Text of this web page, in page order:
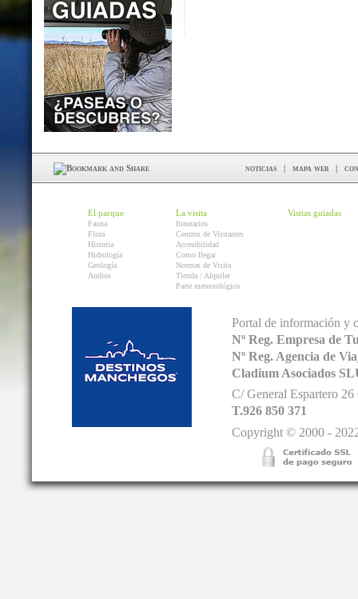
noticias | mapa web |
El parque
Fauna
Flora
Historia
Hidrología
Geología
Audios
La visita
Itinerarios
Centros de Visitantes
Accesibilidad
Como llegar
Normas de Visita
Tienda / Alquiler
Parte meteorológico
Visitas guiadas
Portal de información y
Nº Reg. Empresa de
Nº Reg. Agencia de
Cladium Asociados
C/ General Espartero
T.926 850 371
Copyright © 2000 -